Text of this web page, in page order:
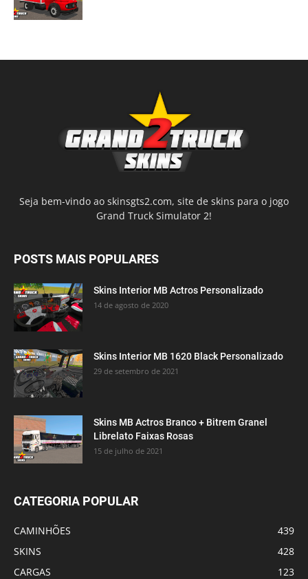
Seja bem-vindo ao skinsgts2.com, site de skins para o jogo
Grand Truck Simulator 2!
POSTS MAIS POPULARES
Skins Interior MB Actros Personalizado
14 de agosto de 2020
Skins Interior MB 1620 Black Personalizado
29 de setembro de 2021
Skins MB Actros Branco + Bitrem Granel
Librelato Faixas Rosas
15 de julho de 2021
CATEGORIA POPULAR
CAMINHÕES
439
SKINS
428
CARGAS
123